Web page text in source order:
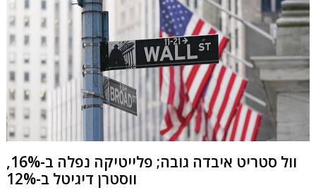
וול סטריט איבדה גובה; פלייטיקה נפלה ב-16%,
ווסטרן דיגיטל ב-12%